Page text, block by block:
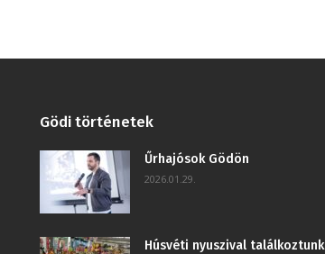
Gödi történetek
Űrhajósok Gödön
2026.01.29.
Húsvéti nyuszival találkoztunk